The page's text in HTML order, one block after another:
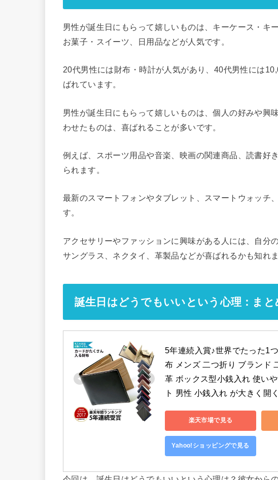
男性が誕生日にもらって嬉しいものは、キーケース・キ
お菓子・スイーツ、日用品などが人気です。
20代男性には財布・時計が人気があり、40代男性には
ばれています。
男性が誕生日にもらって嬉しいものは、個人の好みや興
わせたものは、喜ばれることが多いです。
例えば、スポーツ用品や音楽、映画の関連商品、読書好
られます。
最新のスマートフォンやタブレット、スマートウォッチ
す。
アクセサリーやファッションに興味がある人には、自分
サングラス、ネクタイ、革製品などが喜ばれるかも知れま
誕生日はどうでもいいという心理：まと
5年連続入賞♪世界でたった1
布 メンズ 二つ折り ブランド
革 ボックス型小銭入れ 使い
ト 男性 小銭入れ が大きく開
楽天市場で見る
Yahoo!ショッピングで見る